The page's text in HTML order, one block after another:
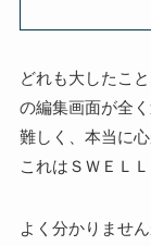
どれも大したこ
の編集画面が全
難しく、本当に
これはＳＷＥＬ
よく分かりませ